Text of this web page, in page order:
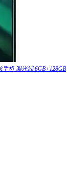
机 凝光绿 6GB+128GB